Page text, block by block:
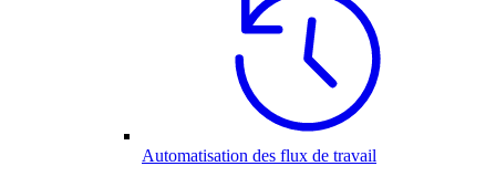
Automatisation des flux de travail